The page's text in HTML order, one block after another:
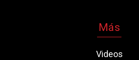
Más
Videos